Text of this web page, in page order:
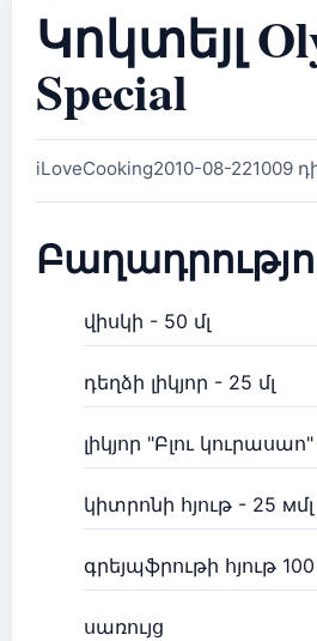
Կոկտեյլ
Special
iLoveCooking2010-08-221009
վիսկի - 50 մլ
դեղձի լիկյոր - 25 մլ
լիկյոր "Բլու
կիտրոնի հյութ - 25 мմլ
գրեյպֆրութի հյութ 100
սառույց